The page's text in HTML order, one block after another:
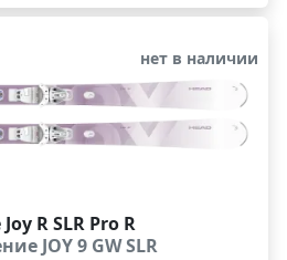
нет в наличии
R SLR Pro R
JOY 9 GW SLR